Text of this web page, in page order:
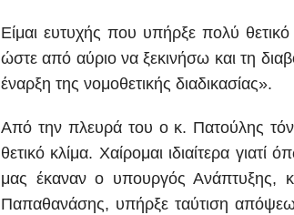
Είμαι ευτυχής που υπήρξε πολύ
ώστε από αύριο να ξεκινήσω και τη
έναρξη της νομοθετικής διαδικασίας».
Από την πλευρά του ο κ. Πατούλης
θετικό κλίμα. Χαίρομαι ιδιαίτερα
μας έκαναν ο υπουργός Ανάπτυξης,
Παπαθανάσης, υπήρξε ταύτιση